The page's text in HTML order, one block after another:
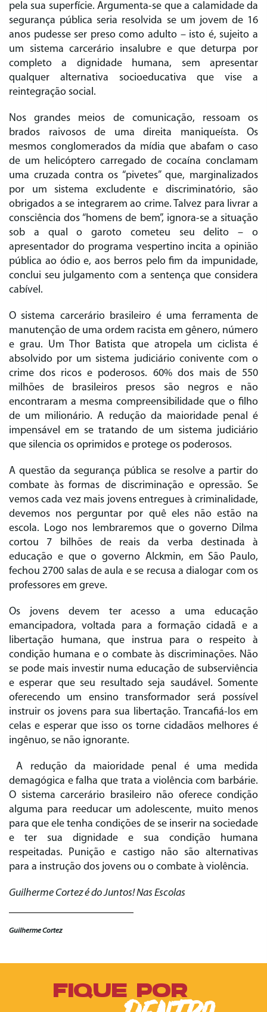
pela sua superfície. Argumenta-se que a calamidade da
segurança pública seria resolvida se um jovem de 16
anos pudesse ser preso como adulto – isto é, sujeito a
um sistema carcerário insalubre e que deturpa por
completo a dignidade humana, sem apresentar
qualquer alternativa socioeducativa que vise a
reintegração social.
Nos grandes meios de comunicação, ressoam os
brados raivosos de uma direita maniqueísta. Os
mesmos conglomerados da mídia que abafam o caso
de um helicóptero carregado de cocaína conclamam
uma cruzada contra os “pivetes” que, marginalizados
por um sistema excludente e discriminatório, são
obrigados a se integrarem ao crime. Talvez para livrar a
consciência dos “homens de bem”, ignora-se a situação
sob a qual o garoto cometeu seu delito – o
apresentador do programa vespertino incita a opinião
pública ao ódio e, aos berros pelo fim da impunidade,
conclui seu julgamento com a sentença que considera
cabível.
O sistema carcerário brasileiro é uma ferramenta de
manutenção de uma ordem racista em gênero, número
e grau. Um Thor Batista que atropela um ciclista é
absolvido por um sistema judiciário conivente com o
crime dos ricos e poderosos. 60% dos mais de 550
milhões de brasileiros presos são negros e não
encontraram a mesma compreensibilidade que o filho
de um milionário. A redução da maioridade penal é
impensável em se tratando de um sistema judiciário
que silencia os oprimidos e protege os poderosos.
A questão da segurança pública se resolve a partir do
combate às formas de discriminação e opressão. Se
vemos cada vez mais jovens entregues à criminalidade,
devemos nos perguntar por quê eles não estão na
escola. Logo nos lembraremos que o governo Dilma
cortou 7 bilhões de reais da verba destinada à
educação e que o governo Alckmin, em São Paulo,
fechou 2700 salas de aula e se recusa a dialogar com os
professores em greve.
Os jovens devem ter acesso a uma educação
emancipadora, voltada para a formação cidadã e a
libertação humana, que instrua para o respeito à
condição humana e o combate às discriminações. Não
se pode mais investir numa educação de subserviência
e esperar que seu resultado seja saudável. Somente
oferecendo um ensino transformador será possível
instruir os jovens para sua libertação. Trancafiá-los em
celas e esperar que isso os torne cidadãos melhores é
ingênuo, se não ignorante.
A redução da maioridade penal é uma medida
demagógica e falha que trata a violência com barbárie.
O sistema carcerário brasileiro não oferece condição
alguma para reeducar um adolescente, muito menos
para que ele tenha condições de se inserir na sociedade
e ter sua dignidade e sua condição humana
respeitadas. Punição e castigo não são alternativas
para a instrução dos jovens ou o combate à violência.
Guilherme Cortez é do Juntos! Nas Escolas
Guilherme Cortez
FIQUE POR